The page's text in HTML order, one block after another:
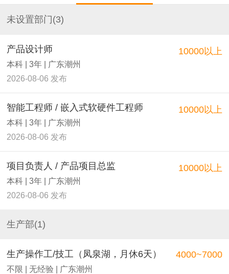
未设置部门(3)
产品设计师
本科 | 3年 | 广东潮州
2026-08-06 发布
10000以上
智能工程师 / 嵌入式软硬件工程师
本科 | 3年 | 广东潮州
2026-08-06 发布
10000以上
项目负责人 / 产品项目总监
本科 | 3年 | 广东潮州
2026-08-06 发布
10000以上
生产部(1)
生产操作工/技工（凤泉湖，月休6天）
不限 | 无经验 | 广东潮州
4000~7000